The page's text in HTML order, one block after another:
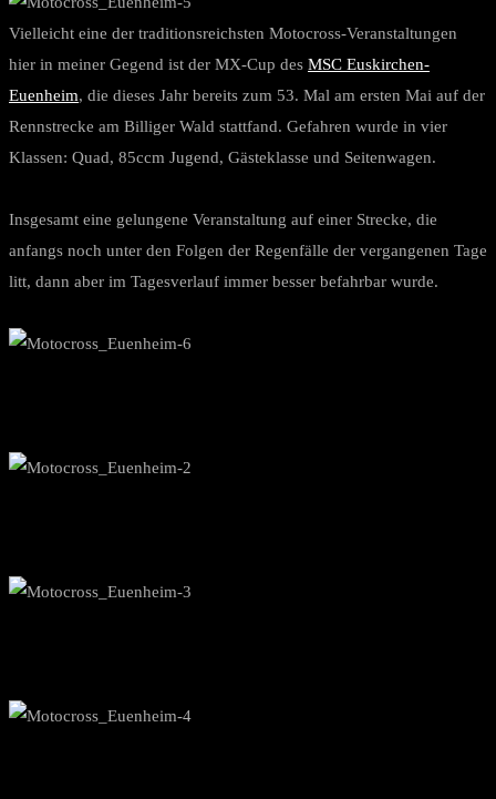
Vielleicht eine der traditionsreichsten Motocross-Veranstaltungen
hier in meiner Gegend ist der MX-Cup des MSC Euskirchen-
Euenheim, die dieses Jahr bereits zum 53. Mal am ersten Mai auf der
Rennstrecke am Billiger Wald stattfand. Gefahren wurde in vier
Klassen: Quad, 85ccm Jugend, Gästeklasse und Seitenwagen.
Insgesamt eine gelungene Veranstaltung auf einer Strecke, die
anfangs noch unter den Folgen der Regenfälle der vergangenen Tage
litt, dann aber im Tagesverlauf immer besser befahrbar wurde.